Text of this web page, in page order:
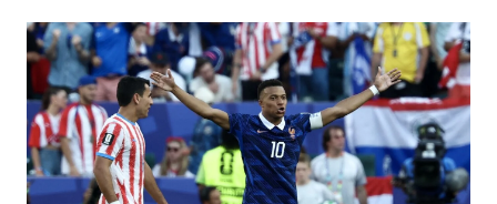
SVJETSKO PRVENSTVO 2026